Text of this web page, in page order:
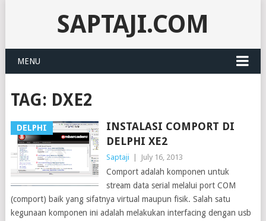
SAPTAJI.COM
MENU
TAG: DXE2
DELPHI
INSTALASI COMPORT DI
DELPHI XE2
Saptaji July 16, 2013
Comport adalah komponen untuk
stream data serial melalui port COM
(comport) baik yang sifatnya virtual maupun fisik. Salah satu
kegunaan komponen ini adalah melakukan interfacing dengan usb